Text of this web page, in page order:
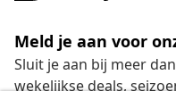
Meld je aan voor
Sluit je aan bij meer
wekelijkse deals,